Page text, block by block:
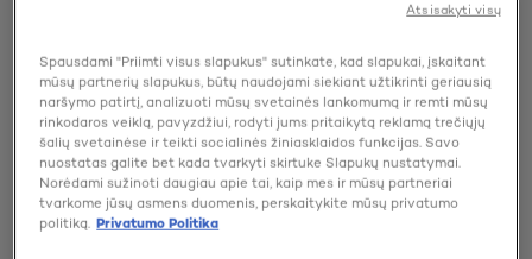
Spausdami "Priimti visus slapukus" sutinkate, kad slapukai, įskaitant
mūsų partnerių slapukus, būtų naudojami siekiant užtikrinti geriausią
naršymo patirtį, analizuoti mūsų svetainės lankomumą ir remti mūsų
rinkodaros veiklą, pavyzdžiui, rodyti jums pritaikytą reklamą trečiųjų
šalių svetainėse ir teikti socialinės žiniasklaidos funkcijas. Savo
nuostatas galite bet kada tvarkyti skirtuke Slapukų nustatymai.
Norėdami sužinoti daugiau apie tai, kaip mes ir mūsų partneriai
tvarkome jūsų asmens duomenis, perskaitykite mūsų privatumo
politiką. Privatumo Politika
Atsisakyti visų